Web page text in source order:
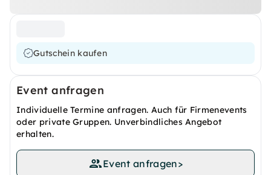
Gutschein kaufen
Event anfragen
Individuelle Termine anfragen. Auch für Firmenevents
oder private Gruppen. Unverbindliches Angebot
erhalten.
Event anfragen>